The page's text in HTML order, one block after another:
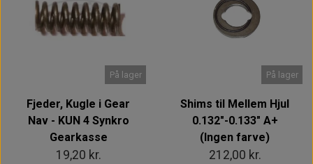
På lager
Fjeder, Kugle i Gear
Nav - KUN 4 Synkro
Gearkasse
19,20 kr.
På lager
Shims til Mellem Hjul
0.132"-0.133" A+
(Ingen farve)
212,00 kr.